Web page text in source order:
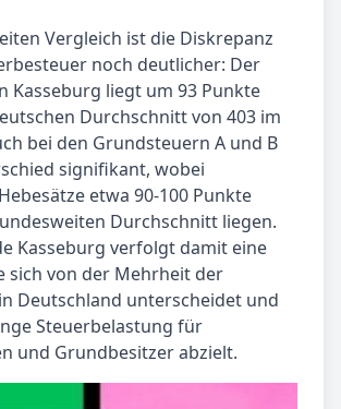
Vergleich ist die Diskrepanz
noch deutlicher: Der
Kasseburg liegt um 93 Punkte
Durchschnitt von 403 im
bei den Grundsteuern A und B
signifikant, wobei
etwa 90-100 Punkte
Durchschnitt liegen.
Kasseburg verfolgt damit eine
sich von der Mehrheit der
Deutschland unterscheidet und
Steuerbelastung für
und Grundbesitzer abzielt.